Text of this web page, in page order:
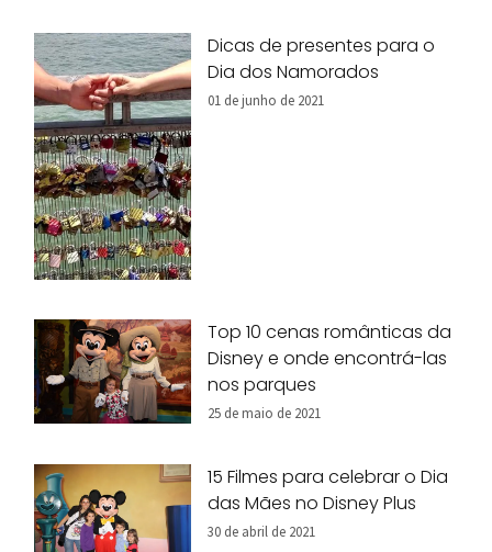
Dicas de presentes para o
Dia dos Namorados
01 de junho de 2021
Top 10 cenas românticas da
Disney e onde encontrá-las
nos parques
25 de maio de 2021
15 Filmes para celebrar o Dia
das Mães no Disney Plus
30 de abril de 2021